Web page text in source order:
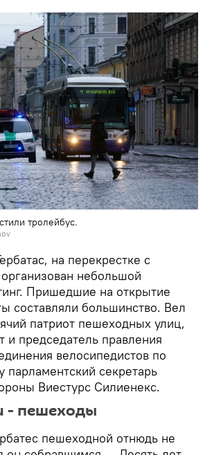
тролейбус.
на перекрестке с
небольшой
Пришедшие на открытие
составляли большинство. Вел
патриот пешеходных улиц,
и председатель правления
велосипедистов по
парламентский секретарь
Виестурс Силиенекс.
- пешеходы
пешеходной отнюдь не